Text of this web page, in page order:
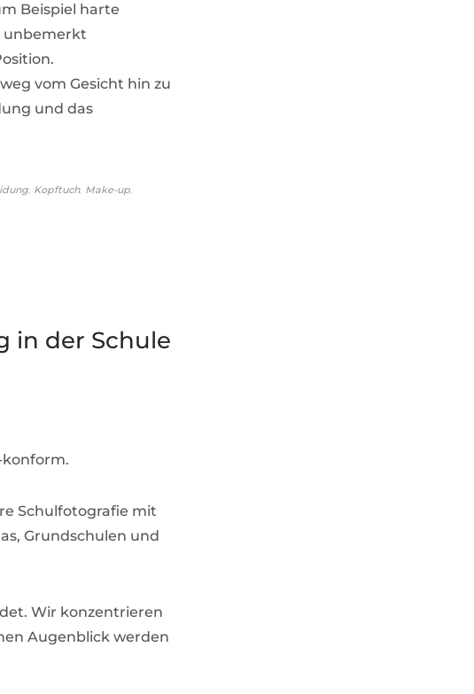
Beispiel harte
unbemerkt
vom Gesicht hin zu
und das
, Kopftuch, Make-up,
in der Schule
konform.
Schulfotografie mit
Grundschulen und
Wir konzentrieren
Augenblick werden